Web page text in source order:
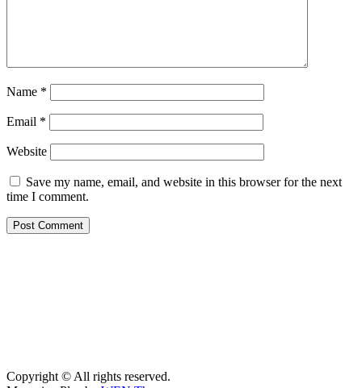
Name *
Email *
Website
Save my name, email, and website in this browser for the next
time I comment.
Copyright © All rights reserved.